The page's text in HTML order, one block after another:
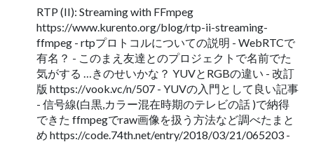
RTP (II): Streaming with FFmpeg
https://www.kurento.org/blog/rtp-ii-streaming-
ffmpeg - rtpプロトコルについての説明 - WebRTCで
有名？ - このまえ友達とのプロジェクトで名前でた
気がする …きのせいかな？ YUVとRGBの違い - 改訂
版 https://vook.vc/n/507 - YUVの入門として良い記事
- 信号線(白黒,カラー混在時期のテレビの話 )で納得
できた ffmpegでraw画像を扱う方法など調べたまと
め https://code.74th.net/entry/2018/03/21/065203 -